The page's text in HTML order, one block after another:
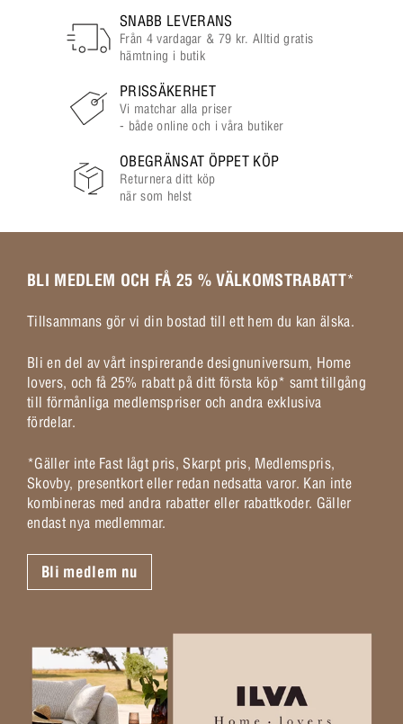
SNABB LEVERANS
Från 4 vardagar & 79 kr. Alltid gratis
hämtning i butik
PRISSÄKERHET
Vi matchar alla priser
- både online och i våra butiker
OBEGRÄNSAT ÖPPET KÖP
Returnera ditt köp
när som helst
BLI MEDLEM OCH FÅ 25 % VÄLKOMSTRABATT*
Tillsammans gör vi din bostad till ett hem du kan älska.
Bli en del av vårt inspirerande designuniversum, Home
lovers, och få 25% rabatt på ditt första köp* samt tillgång
till förmånliga medlemspriser och andra exklusiva
fördelar.
*Gäller inte Fast lågt pris, Skarpt pris, Medlemspris,
Skovby, presentkort eller redan nedsatta varor. Kan inte
kombineras med andra rabatter eller rabattkoder. Gäller
endast nya medlemmar.
Bli medlem nu